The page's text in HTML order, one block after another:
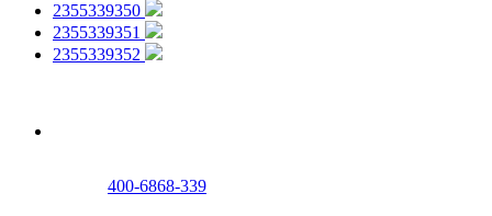
2355339350
2355339351
2355339352
400-6868-339